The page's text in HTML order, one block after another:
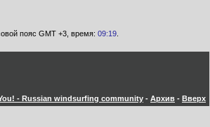
пояс GMT +3, время: 09:19.
- Russian windsurfing community - Архив - Вверх